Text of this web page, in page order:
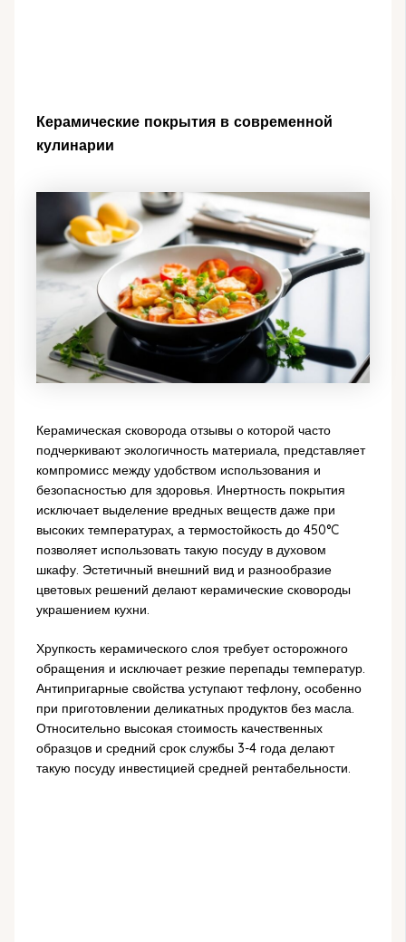
Керамические покрытия в современной
кулинарии
Керамическая сковорода отзывы о которой часто
подчеркивают экологичность материала, представляет
компромисс между удобством использования и
безопасностью для здоровья. Инертность покрытия
исключает выделение вредных веществ даже при
высоких температурах, а термостойкость до 450°C
позволяет использовать такую посуду в духовом
шкафу. Эстетичный внешний вид и разнообразие
цветовых решений делают керамические сковороды
украшением кухни.
Хрупкость керамического слоя требует осторожного
обращения и исключает резкие перепады температур.
Антипригарные свойства уступают тефлону, особенно
при приготовлении деликатных продуктов без масла.
Относительно высокая стоимость качественных
образцов и средний срок службы 3-4 года делают
такую посуду инвестицией средней рентабельности.